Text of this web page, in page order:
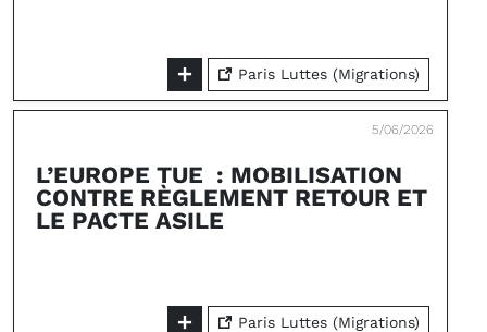
Paris Luttes (Migrations)
5/06/2026
L’EUROPE TUE : MOBILISATION
CONTRE RÈGLEMENT RETOUR ET
LE PACTE ASILE
Paris Luttes (Migrations)